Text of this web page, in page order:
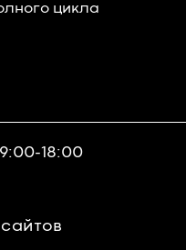
цикла
18:00